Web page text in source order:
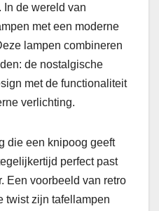
In de wereld van
met een moderne
lampen combineren
de nostalgische
met de functionaliteit
verlichting.
die een knipoog geeft
perfect past
Een voorbeeld van retro
twist zijn tafellampen